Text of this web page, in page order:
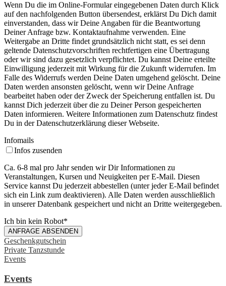
Wenn Du die im Online-Formular eingegebenen Daten durch Klick
auf den nachfolgenden Button übersendest, erklärst Du Dich damit
einverstanden, dass wir Deine Angaben für die Beantwortung
Deiner Anfrage bzw. Kontaktaufnahme verwenden. Eine
Weitergabe an Dritte findet grundsätzlich nicht statt, es sei denn
geltende Datenschutzvorschriften rechtfertigen eine Übertragung
oder wir sind dazu gesetzlich verpflichtet. Du kannst Deine erteilte
Einwilligung jederzeit mit Wirkung für die Zukunft widerrufen. Im
Falle des Widerrufs werden Deine Daten umgehend gelöscht. Deine
Daten werden ansonsten gelöscht, wenn wir Deine Anfrage
bearbeitet haben oder der Zweck der Speicherung entfallen ist. Du
kannst Dich jederzeit über die zu Deiner Person gespeicherten
Daten informieren. Weitere Informationen zum Datenschutz findest
Du in der Datenschutzerklärung dieser Webseite.
Infomails
Infos zusenden
Ca. 6-8 mal pro Jahr senden wir Dir Informationen zu
Veranstaltungen, Kursen und Neuigkeiten per E-Mail. Diesen
Service kannst Du jederzeit abbestellen (unter jeder E-Mail befindet
sich ein Link zum deaktivieren). Alle Daten werden ausschließlich
in unserer Datenbank gespeichert und nicht an Dritte weitergegeben.
Ich bin kein Robot*
ANFRAGE ABSENDEN
Geschenkgutschein
Private Tanzstunde
Events
Events